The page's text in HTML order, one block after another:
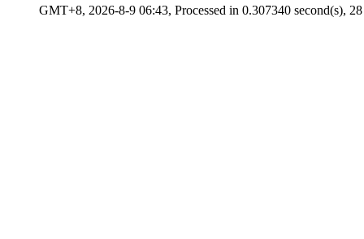
GMT+8, 2026-8-9 06:43, Processed in 0.307340 second(s),